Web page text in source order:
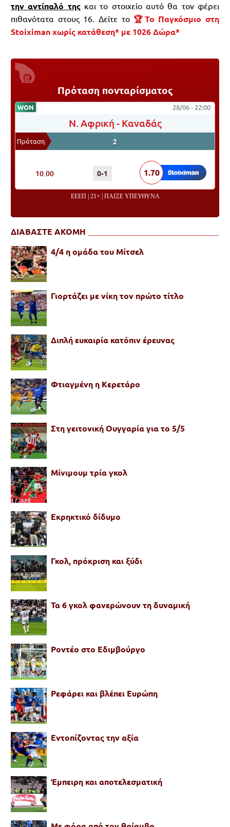
την αντίπαλό τηςκαι το στοιχείο αυτό θα τον φέρει
πιθανότατα στους 16. Δείτε το 🏆Το Παγκόσμιο στη
Stoiximan χωρίς κατάθεση* με 1026 Δώρα*
Πρόταση πονταρίσματος
WON 28/06 - 22:00
Ν. Αφρική - Καναδάς
Πρόταση 2
10.00 0-1 1.70
ΕΕΕΠ | 21+ | ΠΑΙΞΕ ΥΠΕΥΘΥΝΑ
ΔΙΑΒΑΣΤΕ ΑΚΟΜΗ
4/4 η ομάδα του Μίτσελ
Γιορτάζει με νίκη τον πρώτο τίτλο
Διπλή ευκαιρία κατόπιν έρευνας
Φτιαγμένη η Κερετάρο
Στη γειτονική Ουγγαρία για το 5/5
Μίνιμουμ τρία γκολ
Εκρηκτικό δίδυμο
Γκολ, πρόκριση και ξύδι
Τα 6 γκολ φανερώνουν τη δυναμική
Ροντέο στο Εδιμβούργο
Ρεφάρει και βλέπει Ευρώπη
Εντοπίζοντας την αξία
Έμπειρη και αποτελεσματική